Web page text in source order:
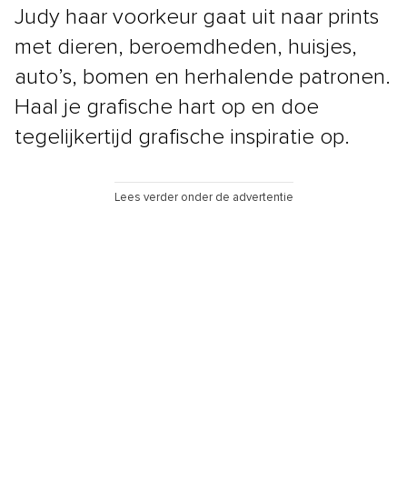
Judy haar voorkeur gaat uit naar prints
met dieren, beroemdheden, huisjes,
auto’s, bomen en herhalende patronen.
Haal je grafische hart op en doe
tegelijkertijd grafische inspiratie op.
Lees verder onder de advertentie